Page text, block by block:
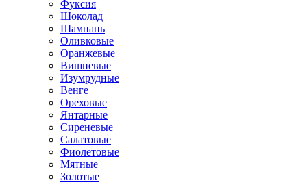
Фуксия
Шоколад
Шампань
Оливковые
Оранжевые
Вишневые
Изумрудные
Венге
Ореховые
Янтарные
Сиреневые
Салатовые
Фиолетовые
Мятные
Золотые